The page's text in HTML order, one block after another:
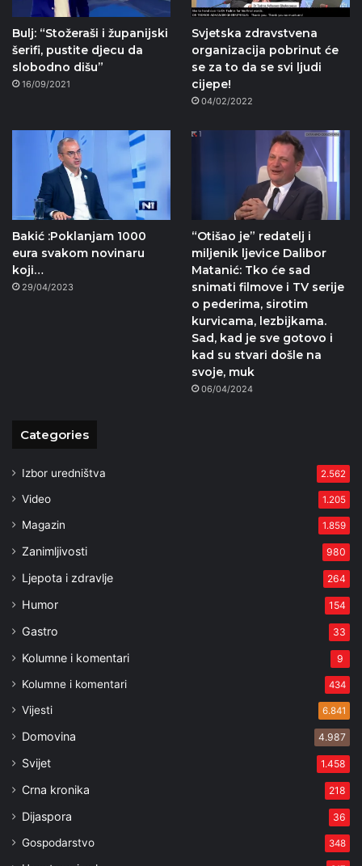
Bulj: “Stožeraši i županijski
šerifi, pustite djecu da
slobodno dišu”
16/09/2021
Svjetska zdravstvena
organizacija pobrinut će
se za to da se svi ljudi
cijepe!
04/02/2022
Bakić :Poklanjam 1000
eura svakom novinaru
koji…
29/04/2023
“Otišao je” redatelj i
miljenik ljevice Dalibor
Matanić: Tko će sad
snimati filmove i TV serije
o pederima, sirotim
kurvicama, lezbijkama.
Sad, kad je sve gotovo i
kad su stvari došle na
svoje, muk
06/04/2024
Categories
Izbor uredništva 2.562
Video 1.205
Magazin 1.859
Zanimljivosti 980
Ljepota i zdravlje 264
Humor 154
Gastro 33
Kolumne i komentari 9
Kolumne i komentari 434
Vijesti 6.841
Domovina 4.987
Svijet 1.458
Crna kronika 218
Dijaspora 36
Gospodarstvo 348